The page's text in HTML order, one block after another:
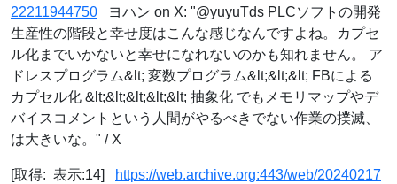
22211944750 ヨハン on X: "@yuyuTds PLCソフトの開発
生産性の階段と幸せ度はこんな感じなんですよね。カプセ
ル化までいかないと幸せになれないのかも知れません。 ア
ドレスプログラム&lt; 変数プログラム&lt;&lt;&lt; FBによる
カプセル化 &lt;&lt;&lt;&lt;&lt; 抽象化 でもメモリマップやデ
バイスコメントという人間がやるべきでない作業の撲滅、
は大きいな。" / X
[取得: 表示:14]
https://web.archive.org:443/web/20240217